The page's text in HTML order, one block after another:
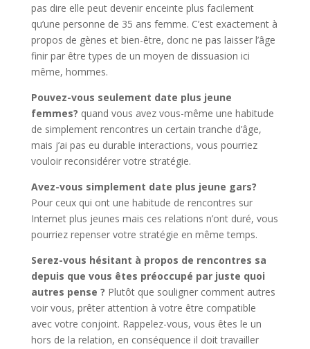
pas dire elle peut devenir enceinte plus facilement
qu’une personne de 35 ans femme. C’est exactement à
propos de gènes et bien-être, donc ne pas laisser l’âge
finir par être types de un moyen de dissuasion ici
même, hommes.
Pouvez-vous seulement date plus jeune
femmes? quand vous avez vous-même une habitude
de simplement rencontres un certain tranche d’âge,
mais j’ai pas eu durable interactions, vous pourriez
vouloir reconsidérer votre stratégie.
Avez-vous simplement date plus jeune gars?
Pour ceux qui ont une habitude de rencontres sur
Internet plus jeunes mais ces relations n’ont duré, vous
pourriez repenser votre stratégie en même temps.
Serez-vous hésitant à propos de rencontres sa
depuis que vous êtes préoccupé par juste quoi
autres pense ? Plutôt que souligner comment autres
voir vous, prêter attention à votre être compatible
avec votre conjoint. Rappelez-vous, vous êtes le un
hors de la relation, en conséquence il doit travailler